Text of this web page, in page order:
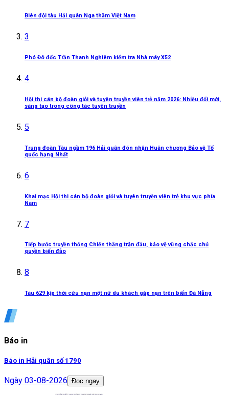
Biên đội tàu Hải quân Nga thăm Việt Nam
3
Phó Đô đốc Trần Thanh Nghiêm kiểm tra Nhà máy X52
4
Hội thi cán bộ đoàn giỏi và tuyên truyền viên trẻ năm 2026: Nhiều đổi mới,
sáng tạo trong công tác tuyên truyền
5
Trung đoàn Tàu ngầm 196 Hải quân đón nhận Huân chương Bảo vệ Tổ
quốc hạng Nhất
6
Khai mạc Hội thi cán bộ đoàn giỏi và tuyên truyền viên trẻ khu vực phía
Nam
7
Tiếp bước truyền thống Chiến thắng trận đầu, bảo vệ vững chắc chủ
quyền biển đảo
8
Tàu 629 kịp thời cứu nạn một nữ du khách gặp nạn trên biển Đà Nẵng
Báo in
Báo in Hải quân số 1790
Ngày 03-08-2026 Đọc ngay